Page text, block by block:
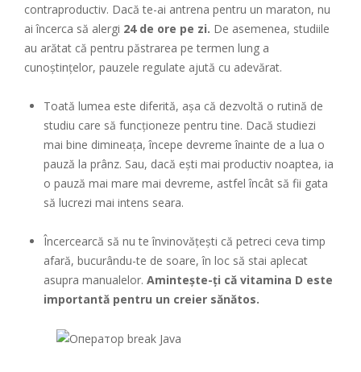
contraproductiv. Dacă te-ai antrena pentru un maraton, nu
ai încerca să alergi 24 de ore pe zi. De asemenea, studiile
au arătat că pentru păstrarea pe termen lung a
cunoștințelor, pauzele regulate ajută cu adevărat.
Toată lumea este diferită, așa că dezvoltă o rutină de
studiu care să funcționeze pentru tine. Dacă studiezi
mai bine dimineața, începe devreme înainte de a lua o
pauză la prânz. Sau, dacă ești mai productiv noaptea, ia
o pauză mai mare mai devreme, astfel încât să fii gata
să lucrezi mai intens seara.
Încercearcă să nu te învinovățești că petreci ceva timp
afară, bucurându-te de soare, în loc să stai aplecat
asupra manualelor. Amintește-ți că vitamina D este
importantă pentru un creier sănătos.